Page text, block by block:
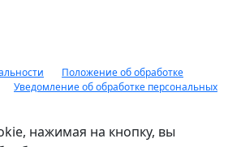
Положение об обработке
Уведомление об обработке персональных
нажимая на кнопку, вы